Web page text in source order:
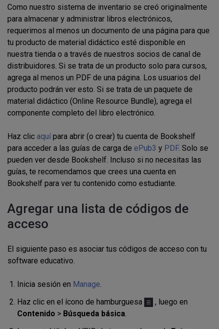
Como nuestro sistema de inventario se creó originalmente
para almacenar y administrar libros electrónicos,
requerimos al menos un documento de una página para que
tu producto de material didáctico esté disponible en
nuestra tienda o a través de nuestros socios de canal de
distribuidores. Si se trata de un producto solo para cursos,
agrega al menos un PDF de una página. Los usuarios del
producto podrán ver esto. Si se trata de un paquete de
material didáctico (Online Resource Bundle), agrega el
componente completo del libro electrónico.
Haz clic aquípara abrir (o crear) tu cuenta de Bookshelf
para acceder a las guías de carga de ePub3 y PDF. Solo se
pueden ver desde Bookshelf. Incluso si no necesitas las
guías, te recomendamos que crees una cuenta en
Bookshelf para ver tu contenido como estudiante.
Agregar una lista de códigos de
acceso
El siguiente paso es asociar tus códigos de acceso con tu
software educativo.
Inicia sesión en Manage.
Haz clic en el ícono de hamburguesa
, luego en
Contenido > Búsqueda básica.